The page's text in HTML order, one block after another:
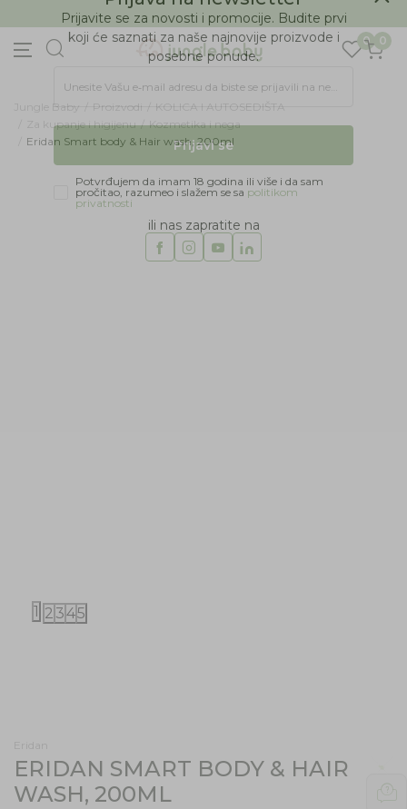
BESPLATNA ISPORUKA Paketa preko 4.000 RSD
0 0
Jungle Baby Proizvodi
KOLICA I AUTOSEDIŠTA
Za kupanje i higijenu
Kozmetika i nega
Eridan Smart body & Hair wash, 200ml
1 2 345
Eridan
ERIDAN SMART BODY & HAIR
WASH, 200ML
Prijava na newsletter
Prijavite se za novosti i promocije. Budite prvi
koji će saznati za naše najnovije proizvode i
posebne ponude.
Prijavi se
Potvrđujem da imam 18 godina ili više i da sam
pročitao, razumeo i slažem se sapolitikom
ili nas zapratite na